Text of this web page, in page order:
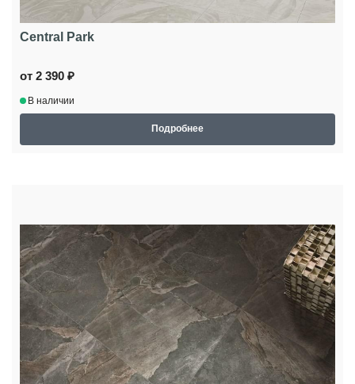
Central Park
от 2 390 ₽
В наличии
Подробнее